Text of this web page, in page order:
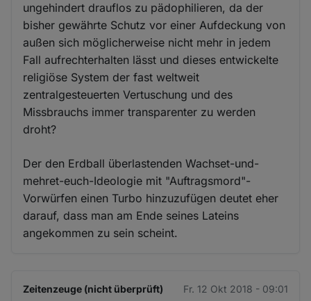
ungehindert drauflos zu pädophilieren, da der
bisher gewährte Schutz vor einer Aufdeckung von
außen sich möglicherweise nicht mehr in jedem
Fall aufrechterhalten lässt und dieses entwickelte
religiöse System der fast weltweit
zentralgesteuerten Vertuschung und des
Missbrauchs immer transparenter zu werden
droht?
Der den Erdball überlastenden Wachset-und-
mehret-euch-Ideologie mit "Auftragsmord"-
Vorwürfen einen Turbo hinzuzufügen deutet eher
darauf, dass man am Ende seines Lateins
angekommen zu sein scheint.
Zeitenzeuge (nicht überprüft) Fr. 12 Okt 2018 - 09:01